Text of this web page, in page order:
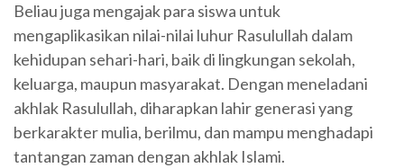
Beliau juga mengajak para siswa untuk
mengaplikasikan nilai-nilai luhur Rasulullah dalam
kehidupan sehari-hari, baik di lingkungan sekolah,
keluarga, maupun masyarakat. Dengan meneladani
akhlak Rasulullah, diharapkan lahir generasi yang
berkarakter mulia, berilmu, dan mampu menghadapi
tantangan zaman dengan akhlak Islami.